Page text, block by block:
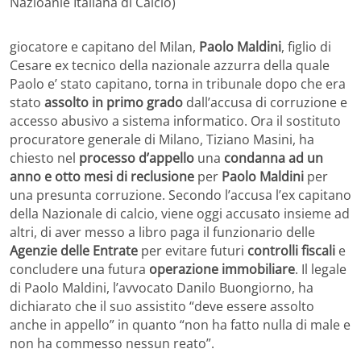
giocatore e capitano del Milan, Paolo Maldini, figlio di
Cesare ex tecnico della nazionale azzurra della quale
Paolo e’ stato capitano, torna in tribunale dopo che era
stato assolto in primo grado dall’accusa di corruzione e
accesso abusivo a sistema informatico. Ora il sostituto
procuratore generale di Milano, Tiziano Masini, ha
chiesto nel processo d’appello una condanna ad un
anno e otto mesi di reclusione per Paolo Maldini per
una presunta corruzione. Secondo l’accusa l’ex capitano
della Nazionale di calcio, viene oggi accusato insieme ad
altri, di aver messo a libro paga il funzionario delle
Agenzie delle Entrate per evitare futuri controlli fiscali e
concludere una futura operazione immobiliare. Il legale
di Paolo Maldini, l’avvocato Danilo Buongiorno, ha
dichiarato che il suo assistito “deve essere assolto
anche in appello” in quanto “non ha fatto nulla di male e
non ha commesso nessun reato”.